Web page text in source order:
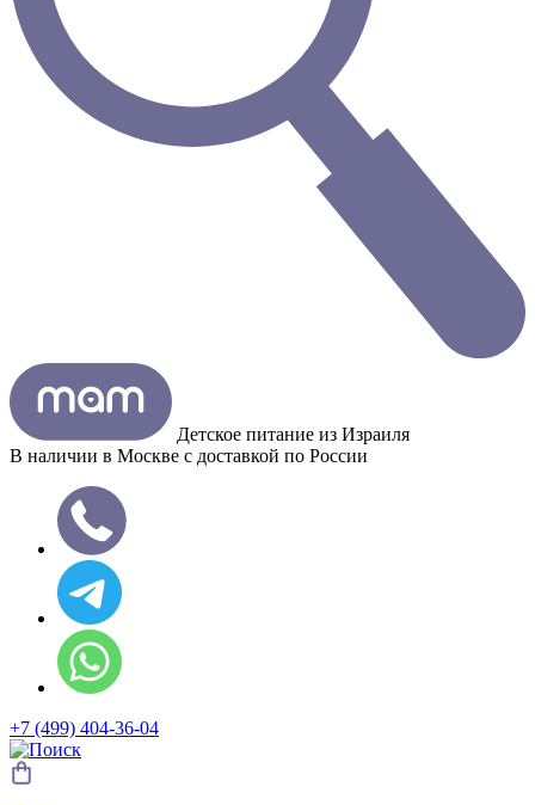
Детское питание из Израиля
В наличии в Москве с доставкой по России
+7 (499) 404-36-04